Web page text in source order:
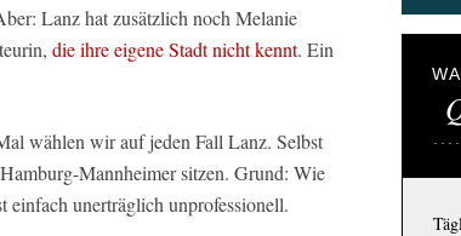
Lanz hat zusätzlich noch Melanie
die ihre eigene Stadt nicht kennt. Ein
wählen wir auf jeden Fall Lanz. Selbst
Mannheimer sitzen. Grund: Wie
einfach unerträglich unprofessionell.